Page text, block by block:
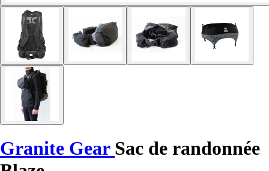
Granite Gear Sac de randonnée